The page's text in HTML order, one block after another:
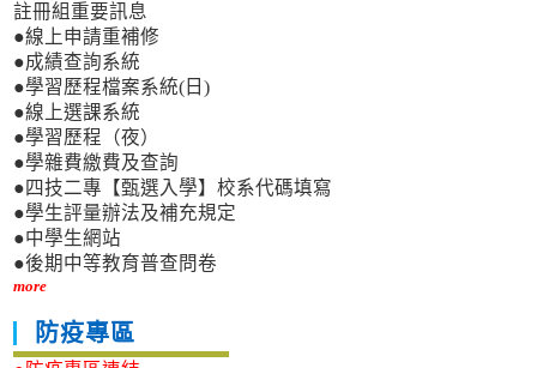
註冊組重要訊息
●線上申請重補修
●成績查詢系統
●學習歷程檔案系統(日)
●線上選課系統
●學習歷程（夜）
●學雜費繳費及查詢
●四技二專【甄選入學】校系代碼填寫
●學生評量辦法及補充規定
●中學生網站
●後期中等教育普查問卷
more
防疫專區